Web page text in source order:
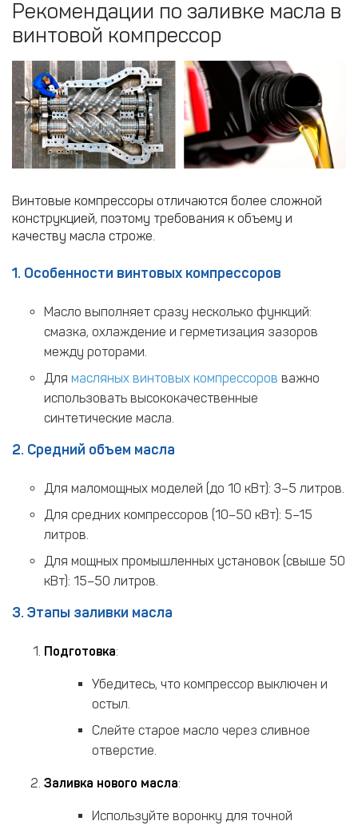
Рекомендации по заливке масла в
винтовой компрессор
Винтовые компрессоры отличаются более сложной
конструкцией, поэтому требования к объему и
качеству масла строже.
1. Особенности винтовых компрессоров
Масло выполняет сразу несколько функций:
смазка, охлаждение и герметизация зазоров
между роторами.
Для масляных винтовых компрессоров важно
использовать высококачественные
синтетические масла.
2. Средний объем масла
Для маломощных моделей (до 10 кВт): 3–5 литров.
Для средних компрессоров (10–50 кВт): 5–15
литров.
Для мощных промышленных установок (свыше 50
кВт): 15–50 литров.
3. Этапы заливки масла
Подготовка:
Убедитесь, что компрессор выключен и
остыл.
Слейте старое масло через сливное
отверстие.
Заливка нового масла:
Используйте воронку для точной